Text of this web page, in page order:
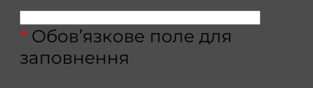
* Обов’язкове поле для
заповнення